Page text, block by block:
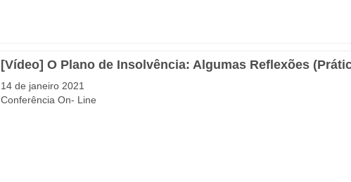
[Vídeo] O Plano de Insolvência: Algumas Reflexões
14 de janeiro 2021
Conferência On- Line